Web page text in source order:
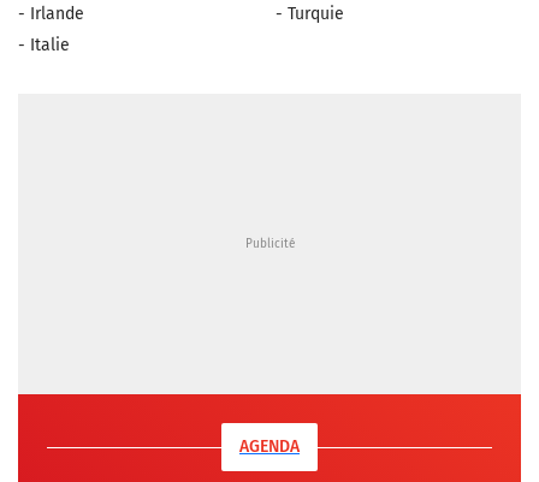
- Irlande
- Italie
- Turquie
AGENDA